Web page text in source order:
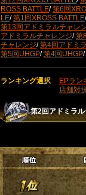
ROSS BATTLE/第6回
LE/第1回XROSS BATTLE/
第13回アドミラルチャレ
アドミラルチャレンジ/第
チャレンジ/第4回アドミ
第5回UHGP/第4回UHGP/
ランキング選択
EPラン
店舗対
第2回アドミラ